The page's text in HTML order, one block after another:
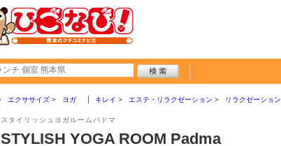
エクササイズ ヨガ キレイ エステ・リラクゼーション リラクゼーション
スタイリッシュヨガルームパドマ
STYLISH YOGA ROOM Padma